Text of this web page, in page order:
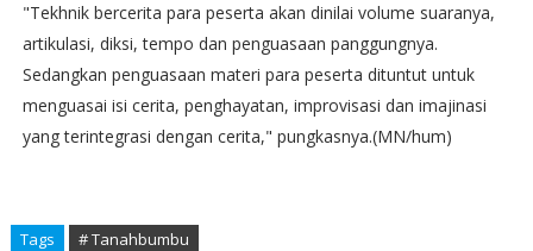
"Tekhnik bercerita para peserta akan dinilai volume suaranya,
artikulasi, diksi, tempo dan penguasaan panggungnya.
Sedangkan penguasaan materi para peserta dituntut untuk
menguasai isi cerita, penghayatan, improvisasi dan imajinasi
yang terintegrasi dengan cerita," pungkasnya.(MN/hum)‬
Tags # Tanahbumbu